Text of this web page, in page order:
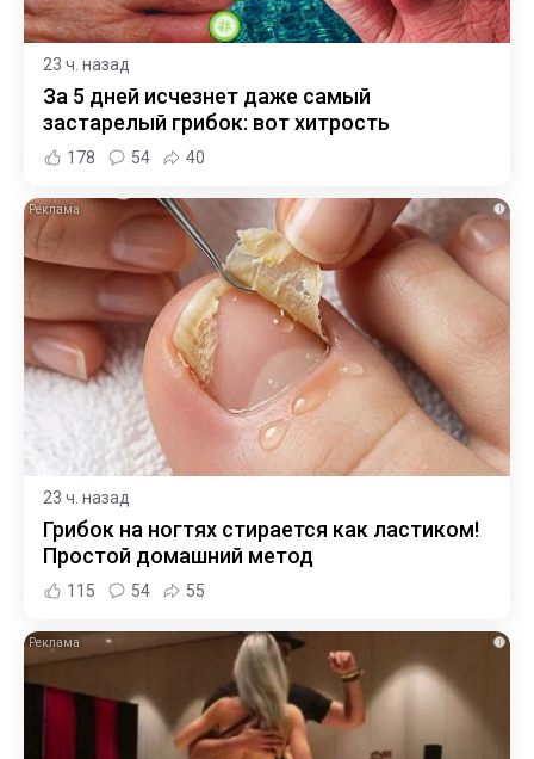
23 ч. назад
За 5 дней исчезнет даже самый
застарелый грибок: вот хитрость
178 54 40
i
23 ч. назад
Грибок на ногтях стирается как ластиком!
Простой домашний метод
115 54 55
i